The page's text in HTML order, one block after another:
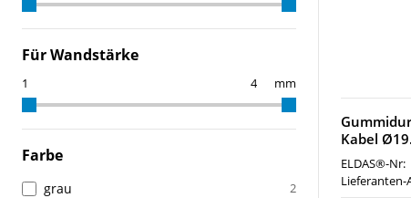
Für Wandstärke
mm
Farbe
grau 2
Kabel
ELDAS®-Nr:
Lieferanten-